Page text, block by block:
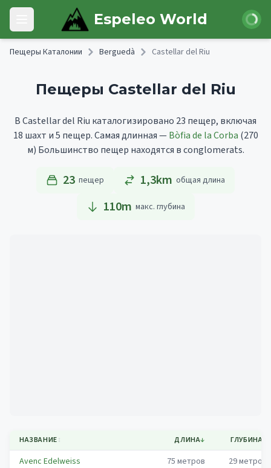
Skip to main content
Open main menu Espeleo World Войти
Пещеры Каталонии Berguedà Castellar del Riu
Пещеры Castellar del Riu
В Castellar del Riu каталогизировано 23 пещер, включая
18 шахт и 5 пещер.Самая длинная —Bòfia de la Corba (270
м) Большинство пещер находятся в conglomerats.
23 пещер 1,3km общая длина
110m макс. глубина
НАЗВАНИЕ↕ ДЛИНА↓ ГЛУБИНА
Avenc Edelweiss 75 метров 29метров